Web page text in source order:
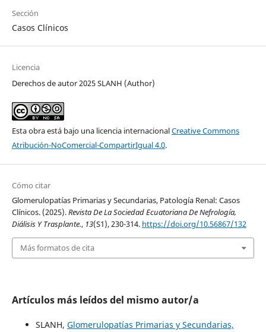
Sección
Casos Clínicos
Licencia
Derechos de autor 2025 SLANH (Author)
Esta obra está bajo una licencia internacionalCreative Commons
Atribución-NoComercial-CompartirIgual 4.0.
Cómo citar
Glomerulopatías Primarias y Secundarias, Patología Renal: Casos
Clínicos. (2025).Revista De La Sociedad Ecuatoriana De Nefrología,
Diálisis Y Trasplante., 13(S1), 230-314. https://doi.org/10.56867/132
Más formatos de cita
Artículos más leídos del mismo autor/a
SLANH, Glomerulopatías Primarias y Secundarias,